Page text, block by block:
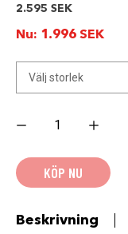
2.595 SEK
Nu: 1.996 SEK
Textilbyxa
Dam
mängd
KÖP NU
Beskrivning